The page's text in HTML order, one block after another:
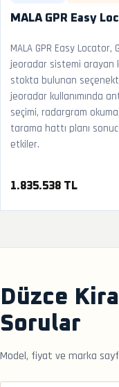
MALA GPR Easy
MALA GPR Easy Locator,
jeoradar sistemi arayan
stokta bulunan
jeoradar kullanımında
seçimi, radargram
tarama hattı planı
etkiler.
1.835.538 TL
Düzce
Sorular
Model, fiyat ve marka